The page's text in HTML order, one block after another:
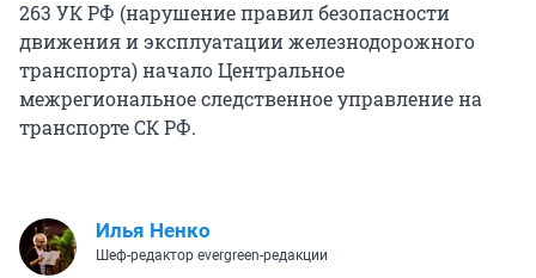
263 УК РФ (нарушение правил безопасности
движения и эксплуатации железнодорожного
транспорта) начало Центральное
межрегиональное следственное управление на
транспорте СК РФ.
Илья Ненко
Шеф-редактор evergreen-редакции